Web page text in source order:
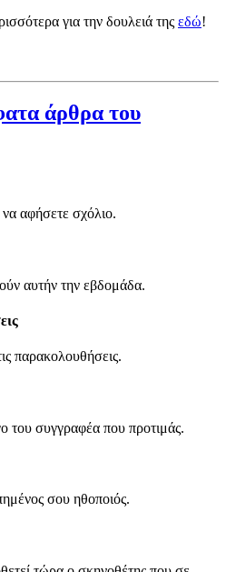
για την δουλειά της εδώ!
άρθρα του
αφήσετε σχόλιο.
αυτήν την εβδομάδα.
παρακολουθήσεις.
του συγγραφέα που προτιμάς.
σου ηθοποιός.